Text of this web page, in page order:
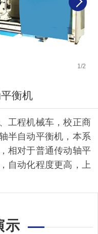
1 /2
衡机
工程机械车，校正商
半自动平衡机，本系
相对于普通传动轴平
自动化程度更高，上
示